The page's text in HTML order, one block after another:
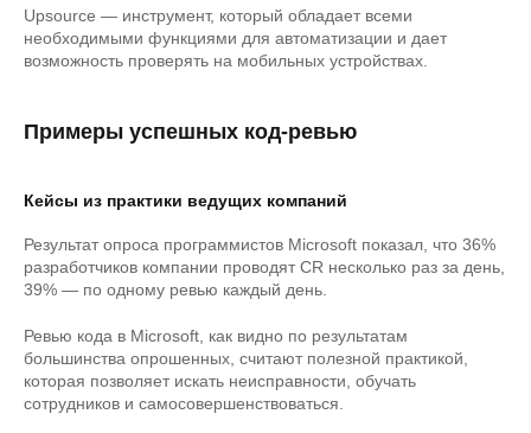
Upsource — инструмент, который обладает всеми
необходимыми функциями для автоматизации и дает
возможность проверять на мобильных устройствах.
Примеры успешных код-ревью
Кейсы из практики ведущих компаний
Результат опроса программистов Microsoft показал, что 36%
разработчиков компании проводят CR несколько раз за день,
39% — по одному ревью каждый день.
Ревью кода в Microsoft, как видно по результатам
большинства опрошенных, считают полезной практикой,
которая позволяет искать неисправности, обучать
сотрудников и самосовершенствоваться.